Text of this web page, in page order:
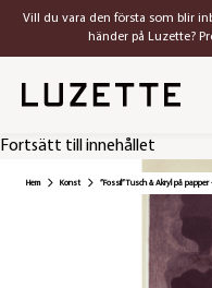
Fortsätt till innehållet
Vill du vara den första som blir
händer på Luzette?
Hem Konst ”Fossil” Tusch & Akryl på papper